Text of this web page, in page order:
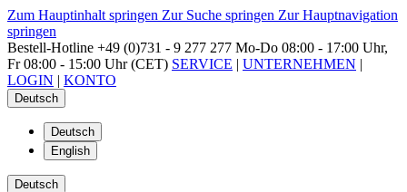
Zum Hauptinhalt springen Zur Suche springen Zur Hauptnavigation
springen
Bestell-Hotline +49 (0)731 - 9 277 277 Mo-Do 08:00 - 17:00 Uhr,
Fr 08:00 - 15:00 Uhr (CET) SERVICE | UNTERNEHMEN |
LOGIN | KONTO
Deutsch
Deutsch
English
Deutsch